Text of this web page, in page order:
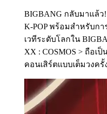
BIGBANG กลับมาแล้
K-POP พร้อมสำหรับก
เวทีระดับโลกใน
XX : COSMOS > ถือเ
คอนเสิร์ตแบบเต็มวงค